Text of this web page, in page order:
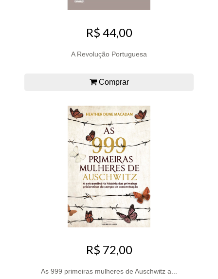
R$ 44,00
A Revolução Portuguesa
Comprar
R$ 72,00
As 999 primeiras mulheres de Auschwitz a...